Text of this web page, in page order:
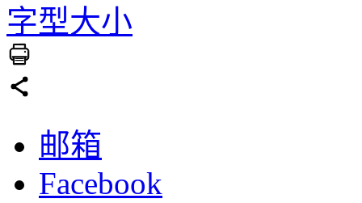
字型大小
邮箱
Facebook